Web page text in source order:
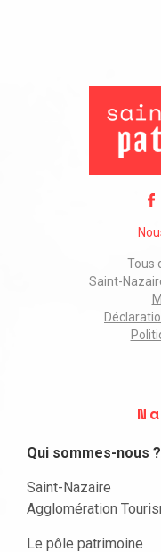
Tous
Saint-
Qui sommes-nous ?
Saint-Nazaire
Agglomération
Le pôle patrimoine